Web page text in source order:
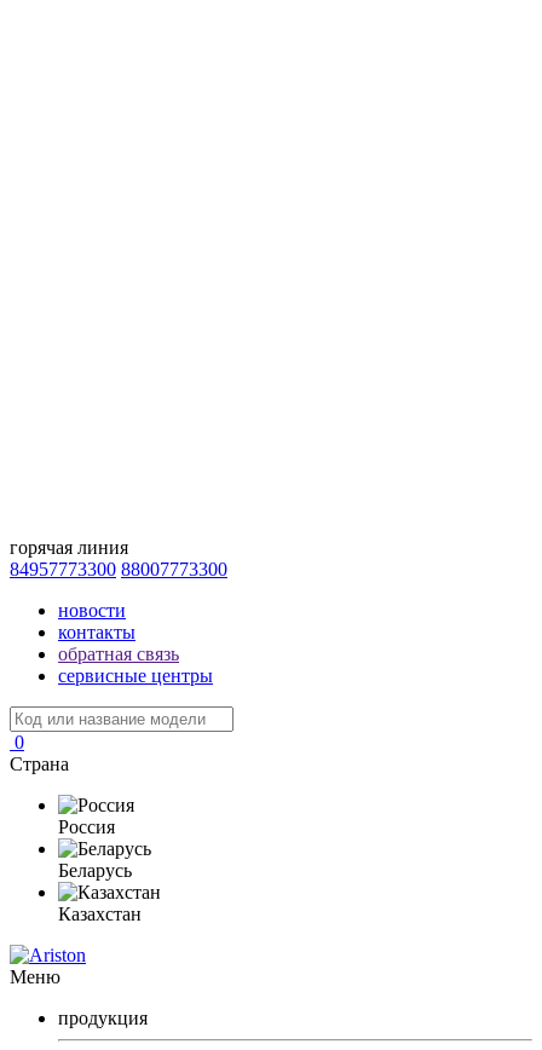
горячая линия
84957773300 88007773300
новости
контакты
обратная связь
сервисные центры
0
Страна
Россия
Беларусь
Казахстан
Меню
продукция